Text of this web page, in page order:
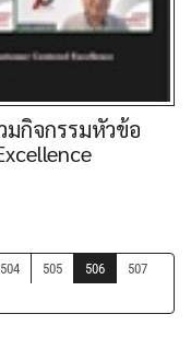
กิจกรรมหัวข้อ
504 505 506
507